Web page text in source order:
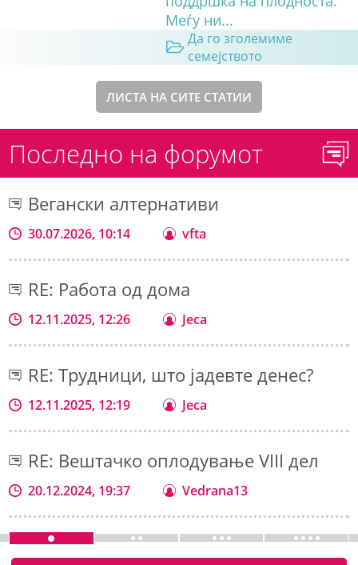
Меѓу ни...
Да го зголемиме
семејството
ЛИСТА НА СИТЕ СТАТИИ
Последно на форумот
Вегански алтернативи
30.07.2026, 10:14 vfta
RE: Работа од дома
12.11.2025, 12:26 Jeca
RE: Трудници, што јадевте денес?
12.11.2025, 12:19 Jeca
RE: Вештачко оплодување VIII дел
20.12.2024, 19:37 Vedrana13